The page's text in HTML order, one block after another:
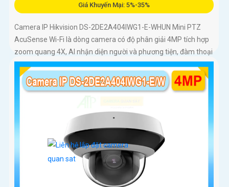
Giá Khuyến Mại: 5%-35%
Camera IP Hikvision DS-2DE2A404IWG1-E-WHUN Mini PTZ
AcuSense Wi-Fi là dòng camera có độ phân giải 4MP tích hợp
zoom quang 4X, AI nhận diện người và phương tiện, đàm thoại
hai chiều, hồng ngoại 20m cùng khả năng kết nối không dây
linh hoạt cho hệ thống giám sát hiện đại